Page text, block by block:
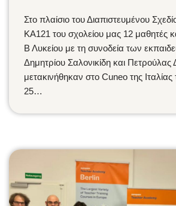
Στο πλαίσιο του Διαπιστευμένου
KA121 του σχολείου μας 12 μαθητές
Β Λυκείου με τη συνοδεία των
Δημητρίου Σαλονικίδη και
μετακινήθηκαν στο Cuneo της
25…